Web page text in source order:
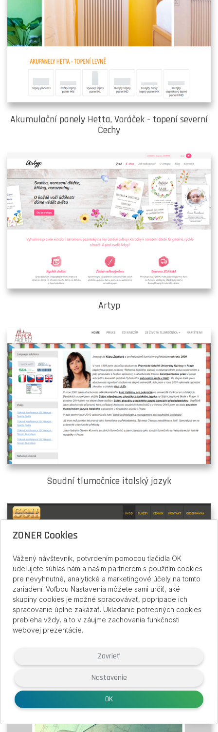
Akumulační panely Hetta, Voráček - topení severní
Čechy
Artyp
Soudní tlumočnice italský jazyk
starostlivost o hroby
ZONER Cookies
Vážený návštevník, potvrdením pomocou tlačidla OK
udeľujete súhlas nám a našim partnerom s použitím cookies
pre nevyhnutné, analytické a marketingové účely na tomto
zariadení. Voľbou Nastavenia môžete sami určiť, aké
skupiny cookies je možné spracovávať, poprípade ich
spracovanie úplne zakázať. Ukladanie potrebných cookies
prebieha vždy, a to v záujme zachovania funkčnosti
webovej prezentácie.
Zavrieť
Nastavenie
OK